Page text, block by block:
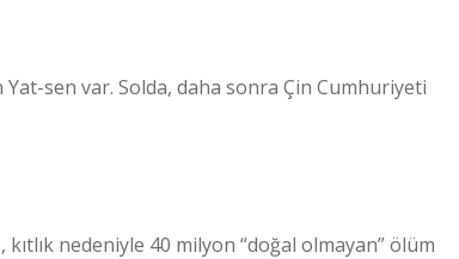
Yat-sen var. Solda, daha sonra Çin Cumhuriyeti
nedeniyle 40 milyon “doğal olmayan” ölüm